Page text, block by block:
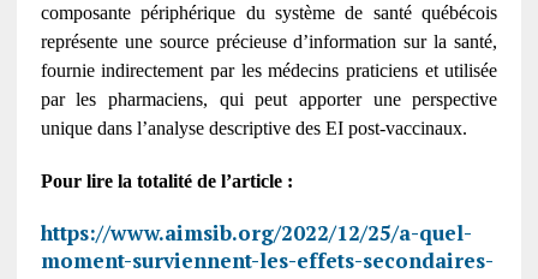
composante périphérique du système de santé québécois
représente une source précieuse d’information sur la santé,
fournie indirectement par les médecins praticiens et utilisée
par les pharmaciens, qui peut apporter une perspective
unique dans l’analyse descriptive des EI post-vaccinaux.
Pour lire la totalité de l’article :
https://www.aimsib.org/2022/12/25/a-quel-
moment-surviennent-les-effets-secondaires-